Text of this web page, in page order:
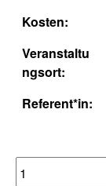
Kosten:
Veranstaltu
ngsort:
Referent*in: